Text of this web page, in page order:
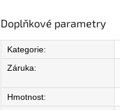
Doplňkové parametry
Kategorie:
Záruka:
Hmotnost: